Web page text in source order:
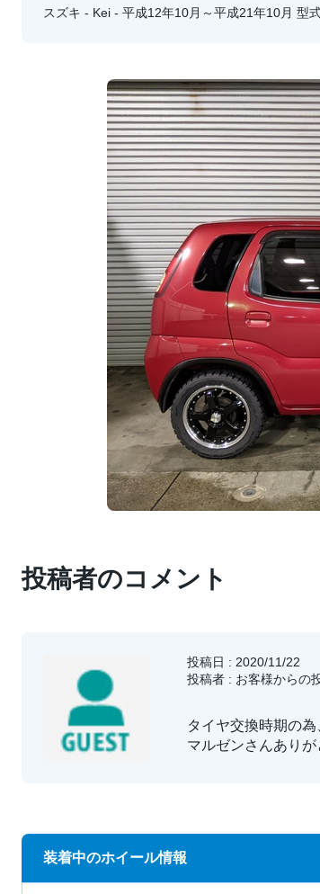
スズキ - Kei - 平成12年10月～平成21年10月 型
投稿者のコメント
投稿日 : 2020/11/22
投稿者 : お客様からの
タイヤ交換時期の
マルゼンさんありが
装着中のホイール情報